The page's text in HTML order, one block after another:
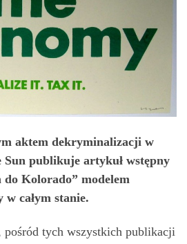
aktem dekryminalizacji w
publikuje artykuł wstępny
Kolorado” modelem
całym stanie.
pośród tych wszystkich publikacji